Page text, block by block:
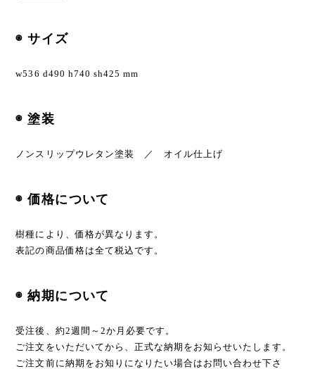
◉ サイズ
w536 d490 h740 sh425 mm
◉ 塗装
ノンスリップウレタン塗装 ／ オイル仕上げ
◉ 価格について
樹種により、価格が異なります。
表記の商品価格は全て税込です。
◉ 納期について
受注後、約2週間～2か月必要です。
ご注文をいただいてから、正式な納期をお知らせいたします。
ご注文前に納期をお知りになりたい場合はお問い合わせ下さ